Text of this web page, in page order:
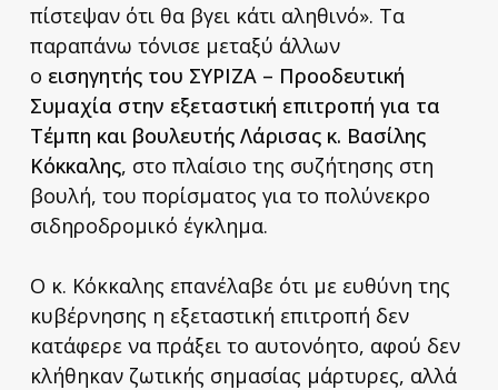
πίστεψαν ότι θα βγει κάτι αληθινό». Τα
παραπάνω τόνισε μεταξύ άλλων
ο εισηγητής του ΣΥΡΙΖΑ – Προοδευτική
Συμαχία στην εξεταστική επιτροπή για τα
Τέμπη και βουλευτής Λάρισας κ. Βασίλης
Κόκκαλης, στο πλαίσιο της συζήτησης στη
βουλή, του πορίσματος για το πολύνεκρο
σιδηροδρομικό έγκλημα.
Ο κ. Κόκκαλης επανέλαβε ότι με ευθύνη της
κυβέρνησης η εξεταστική επιτροπή δεν
κατάφερε να πράξει το αυτονόητο, αφού δεν
κλήθηκαν ζωτικής σημασίας μάρτυρες, αλλά